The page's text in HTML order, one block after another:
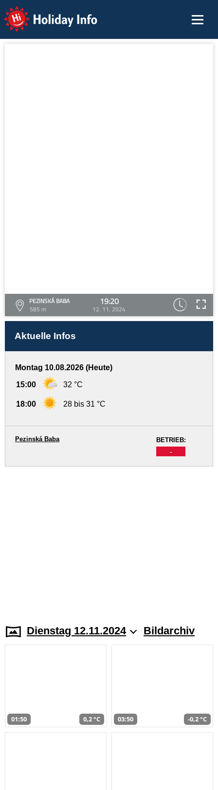
Holiday Info
PEZINSKÁ BABA
585 m
19:20
12. 11. 2024
Aktuelle Infos
Montag 10.08.2026 (Heute)
15:00 32 °C
18:00 28 bis 31 °C
BETRIEB:
-
Pezinská Baba
Dienstag 12.11.2024 Bildarchiv
01:50 0,2 °C 03:50 -0,2 °C